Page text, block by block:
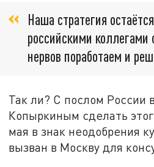
Наша стратегия
российскими коллегами
нервов поработаем и
Так ли? С послом России
Копыркиным сделать
мая в знак неодобрения
вызван в Москву для